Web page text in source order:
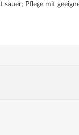
Pflege mit